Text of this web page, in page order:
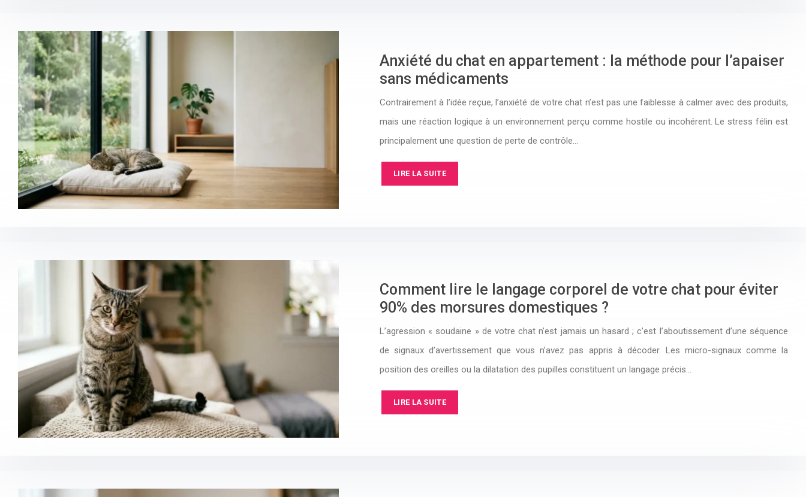
Anxiété du chat en appartement : la méthode pour l’apaiser
sans médicaments
Contrairement à l’idée reçue, l’anxiété de votre chat n’est pas une faiblesse à calmer avec des produits,
mais une réaction logique à un environnement perçu comme hostile ou incohérent. Le stress félin est
principalement une question de perte de contrôle…
LIRE LA SUITE
Comment lire le langage corporel de votre chat pour éviter
90% des morsures domestiques ?
L’agression « soudaine » de votre chat n’est jamais un hasard ; c’est l’aboutissement d’une séquence
de signaux d’avertissement que vous n’avez pas appris à décoder. Les micro-signaux comme la
position des oreilles ou la dilatation des pupilles constituent un langage précis…
LIRE LA SUITE